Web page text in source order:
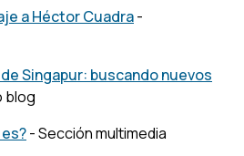
a Héctor Cuadra-
Singapur: buscando nuevos
blog
- Sección multimedia